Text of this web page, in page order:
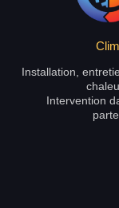
Installation,
Intervention